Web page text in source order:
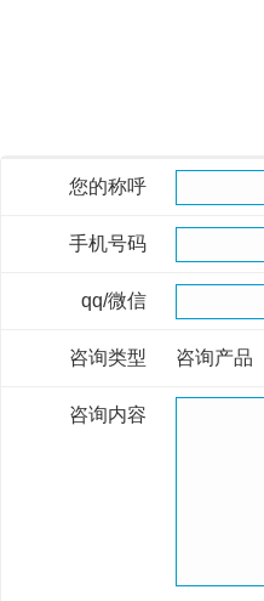
您的称呼
手机号码
qq/微信
咨询类型 咨询产品
咨询内容